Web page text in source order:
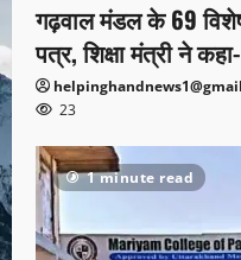
गढ़वाल मंडल के 69
पत्र, शिक्षा मंत्री ने
23
1 minute read